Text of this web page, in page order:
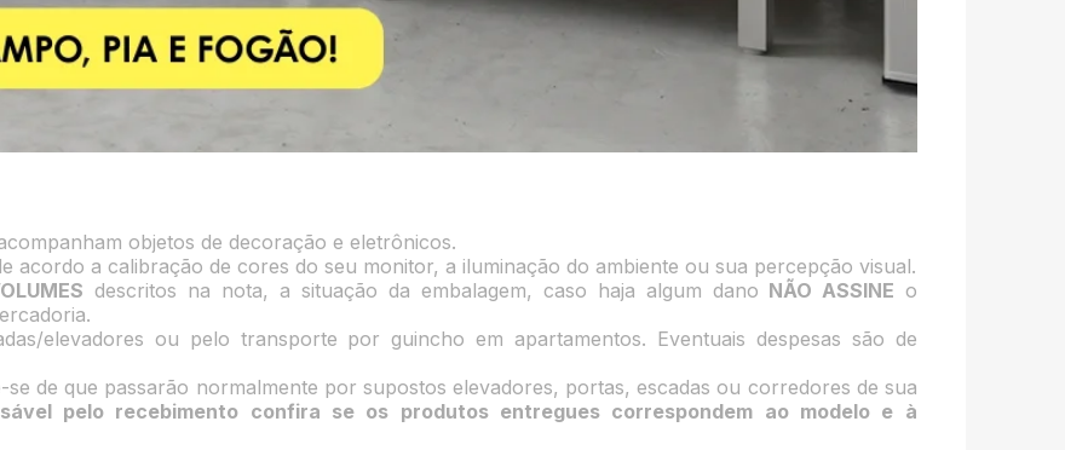
objetos de decoração e eletrônicos.
acordo a calibração de cores do seu monitor, a iluminação do ambiente ou sua percepção visual.
descritos na nota, a situação da embalagem, caso haja algum dano NÃO ASSINE o
elevadores ou pelo transporte por guincho em apartamentos. Eventuais despesas são de
de que passarão normalmente por supostos elevadores, portas, escadas ou corredores de sua
pelo recebimento confira se os produtos entregues correspondem ao modelo e à